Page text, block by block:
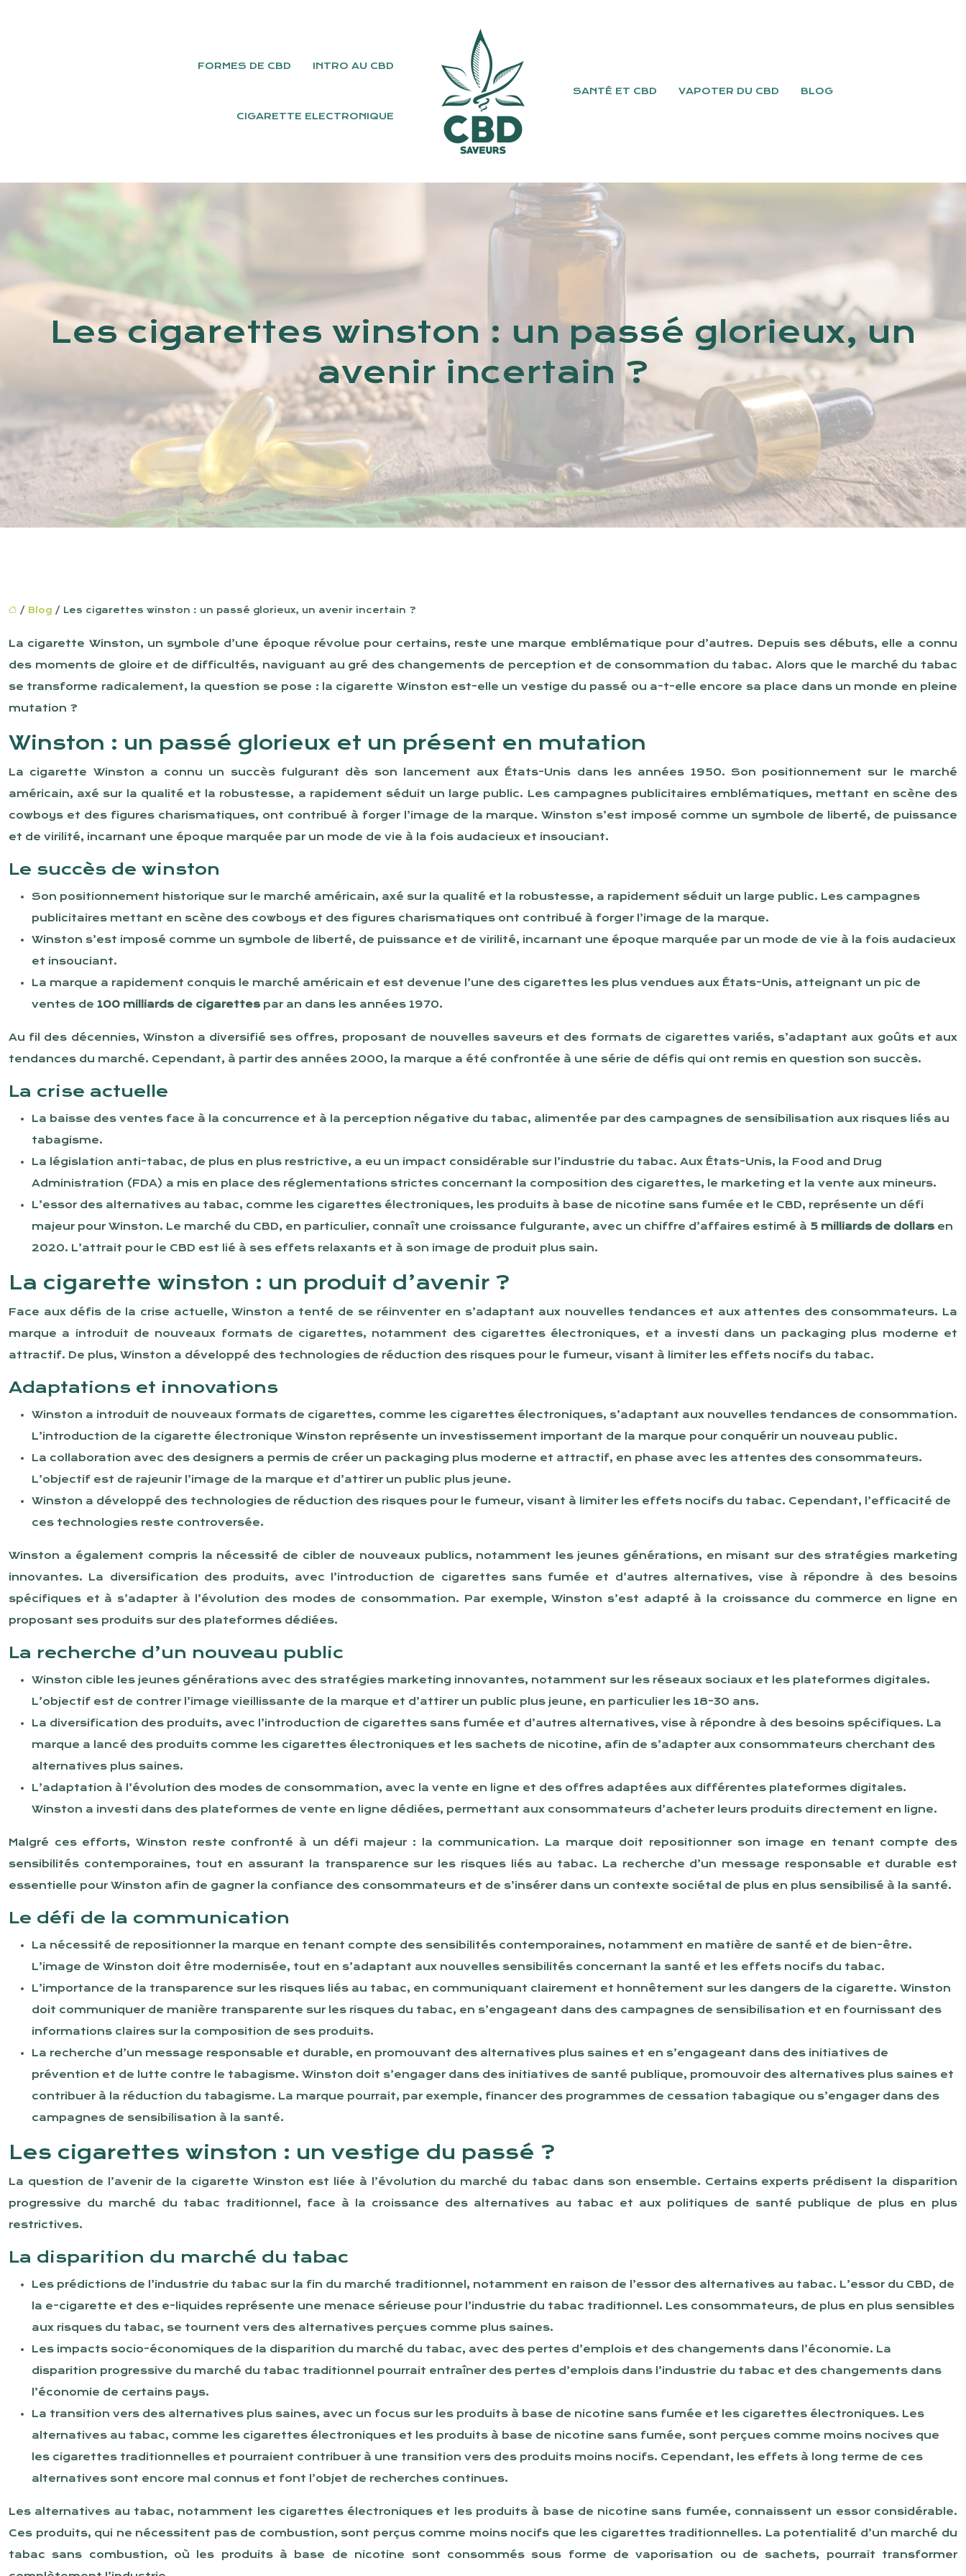
INTRO AU CBD
FORMES DE CBD
CIGARETTE ELECTRONIQUE
SANTÉ ET CBD VAPOTER DU CBD BLOG
Les cigarettes winston : un passé glorieux, un
avenir incertain ?
/ Blog / Les cigarettes winston : un passé glorieux, un avenir incertain ?
La cigarette Winston, un symbole d’une époque révolue pour certains, reste une marque emblématique pour d’autres. Depuis ses débuts, elle a connu
des moments de gloire et de difficultés, naviguant au gré des changements de perception et de consommation du tabac. Alors que le marché du tabac
se transforme radicalement, la question se pose : la cigarette Winston est-elle un vestige du passé ou a-t-elle encore sa place dans un monde en pleine
mutation ?
Winston : un passé glorieux et un présent en mutation
La cigarette Winston a connu un succès fulgurant dès son lancement aux États-Unis dans les années 1950. Son positionnement sur le marché
américain, axé sur la qualité et la robustesse, a rapidement séduit un large public. Les campagnes publicitaires emblématiques, mettant en scène des
cowboys et des figures charismatiques, ont contribué à forger l’image de la marque. Winston s’est imposé comme un symbole de liberté, de puissance
et de virilité, incarnant une époque marquée par un mode de vie à la fois audacieux et insouciant.
Le succès de winston
Son positionnement historique sur le marché américain, axé sur la qualité et la robustesse, a rapidement séduit un large public. Les campagnes
publicitaires mettant en scène des cowboys et des figures charismatiques ont contribué à forger l’image de la marque.
Winston s’est imposé comme un symbole de liberté, de puissance et de virilité, incarnant une époque marquée par un mode de vie à la fois audacieux
et insouciant.
La marque a rapidement conquis le marché américain et est devenue l’une des cigarettes les plus vendues aux États-Unis, atteignant un pic de
ventes de 100 milliards de cigarettes par an dans les années 1970.
Au fil des décennies, Winston a diversifié ses offres, proposant de nouvelles saveurs et des formats de cigarettes variés, s’adaptant aux goûts et aux
tendances du marché. Cependant, à partir des années 2000, la marque a été confrontée à une série de défis qui ont remis en question son succès.
La crise actuelle
La baisse des ventes face à la concurrence et à la perception négative du tabac, alimentée par des campagnes de sensibilisation aux risques liés au
tabagisme.
La législation anti-tabac, de plus en plus restrictive, a eu un impact considérable sur l’industrie du tabac. Aux États-Unis, la Food and Drug
Administration (FDA) a mis en place des réglementations strictes concernant la composition des cigarettes, le marketing et la vente aux mineurs.
L’essor des alternatives au tabac, comme les cigarettes électroniques, les produits à base de nicotine sans fumée et le CBD, représente un défi
majeur pour Winston. Le marché du CBD, en particulier, connaît une croissance fulgurante, avec un chiffre d’affaires estimé à 5 milliards de dollars en
2020. L’attrait pour le CBD est lié à ses effets relaxants et à son image de produit plus sain.
La cigarette winston : un produit d’avenir ?
Face aux défis de la crise actuelle, Winston a tenté de se réinventer en s’adaptant aux nouvelles tendances et aux attentes des consommateurs. La
marque a introduit de nouveaux formats de cigarettes, notamment des cigarettes électroniques, et a investi dans un packaging plus moderne et
attractif. De plus, Winston a développé des technologies de réduction des risques pour le fumeur, visant à limiter les effets nocifs du tabac.
Adaptations et innovations
Winston a introduit de nouveaux formats de cigarettes, comme les cigarettes électroniques, s’adaptant aux nouvelles tendances de consommation.
L’introduction de la cigarette électronique Winston représente un investissement important de la marque pour conquérir un nouveau public.
La collaboration avec des designers a permis de créer un packaging plus moderne et attractif, en phase avec les attentes des consommateurs.
L’objectif est de rajeunir l’image de la marque et d’attirer un public plus jeune.
Winston a développé des technologies de réduction des risques pour le fumeur, visant à limiter les effets nocifs du tabac. Cependant, l’efficacité de
ces technologies reste controversée.
Winston a également compris la nécessité de cibler de nouveaux publics, notamment les jeunes générations, en misant sur des stratégies marketing
innovantes. La diversification des produits, avec l’introduction de cigarettes sans fumée et d’autres alternatives, vise à répondre à des besoins
spécifiques et à s’adapter à l’évolution des modes de consommation. Par exemple, Winston s’est adapté à la croissance du commerce en ligne en
proposant ses produits sur des plateformes dédiées.
La recherche d’un nouveau public
Winston cible les jeunes générations avec des stratégies marketing innovantes, notamment sur les réseaux sociaux et les plateformes digitales.
L’objectif est de contrer l’image vieillissante de la marque et d’attirer un public plus jeune, en particulier les 18-30 ans.
La diversification des produits, avec l’introduction de cigarettes sans fumée et d’autres alternatives, vise à répondre à des besoins spécifiques. La
marque a lancé des produits comme les cigarettes électroniques et les sachets de nicotine, afin de s’adapter aux consommateurs cherchant des
alternatives plus saines.
L’adaptation à l’évolution des modes de consommation, avec la vente en ligne et des offres adaptées aux différentes plateformes digitales.
Winston a investi dans des plateformes de vente en ligne dédiées, permettant aux consommateurs d’acheter leurs produits directement en ligne.
Malgré ces efforts, Winston reste confronté à un défi majeur : la communication. La marque doit repositionner son image en tenant compte des
sensibilités contemporaines, tout en assurant la transparence sur les risques liés au tabac. La recherche d’un message responsable et durable est
essentielle pour Winston afin de gagner la confiance des consommateurs et de s’insérer dans un contexte sociétal de plus en plus sensibilisé à la santé.
Le défi de la communication
La nécessité de repositionner la marque en tenant compte des sensibilités contemporaines, notamment en matière de santé et de bien-être.
L’image de Winston doit être modernisée, tout en s’adaptant aux nouvelles sensibilités concernant la santé et les effets nocifs du tabac.
L’importance de la transparence sur les risques liés au tabac, en communiquant clairement et honnêtement sur les dangers de la cigarette. Winston
doit communiquer de manière transparente sur les risques du tabac, en s’engageant dans des campagnes de sensibilisation et en fournissant des
informations claires sur la composition de ses produits.
La recherche d’un message responsable et durable, en promouvant des alternatives plus saines et en s’engageant dans des initiatives de
prévention et de lutte contre le tabagisme. Winston doit s’engager dans des initiatives de santé publique, promouvoir des alternatives plus saines et
contribuer à la réduction du tabagisme. La marque pourrait, par exemple, financer des programmes de cessation tabagique ou s’engager dans des
campagnes de sensibilisation à la santé.
Les cigarettes winston : un vestige du passé ?
La question de l’avenir de la cigarette Winston est liée à l’évolution du marché du tabac dans son ensemble. Certains experts prédisent la disparition
progressive du marché du tabac traditionnel, face à la croissance des alternatives au tabac et aux politiques de santé publique de plus en plus
restrictives.
La disparition du marché du tabac
Les prédictions de l’industrie du tabac sur la fin du marché traditionnel, notamment en raison de l’essor des alternatives au tabac. L’essor du CBD, de
la e-cigarette et des e-liquides représente une menace sérieuse pour l’industrie du tabac traditionnel. Les consommateurs, de plus en plus sensibles
aux risques du tabac, se tournent vers des alternatives perçues comme plus saines.
Les impacts socio-économiques de la disparition du marché du tabac, avec des pertes d’emplois et des changements dans l’économie. La
disparition progressive du marché du tabac traditionnel pourrait entraîner des pertes d’emplois dans l’industrie du tabac et des changements dans
l’économie de certains pays.
La transition vers des alternatives plus saines, avec un focus sur les produits à base de nicotine sans fumée et les cigarettes électroniques. Les
alternatives au tabac, comme les cigarettes électroniques et les produits à base de nicotine sans fumée, sont perçues comme moins nocives que
les cigarettes traditionnelles et pourraient contribuer à une transition vers des produits moins nocifs. Cependant, les effets à long terme de ces
alternatives sont encore mal connus et font l’objet de recherches continues.
Les alternatives au tabac, notamment les cigarettes électroniques et les produits à base de nicotine sans fumée, connaissent un essor considérable.
Ces produits, qui ne nécessitent pas de combustion, sont perçus comme moins nocifs que les cigarettes traditionnelles. La potentialité d’un marché du
tabac sans combustion, où les produits à base de nicotine sont consommés sous forme de vaporisation ou de sachets, pourrait transformer